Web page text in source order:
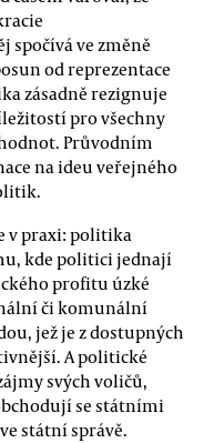
spočívá ve změně
od reprezentace
zásadně rezignuje
pro všechny
Průvodním
na ideu veřejného
v praxi: politika
kde politici jednají
profitu úzké
či komunální
jež je z dostupných
A politické
svých voličů,
se státními
státní správě.